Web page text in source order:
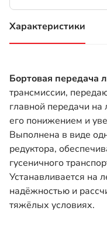
Характеристики
(активная вкладка)
Бортовая передача
трансмиссии,
главной передачи на
его понижением и
Выполнена в виде
редуктора,
гусеничного
Устанавливается на
надёжностью и
тяжёлых условиях.